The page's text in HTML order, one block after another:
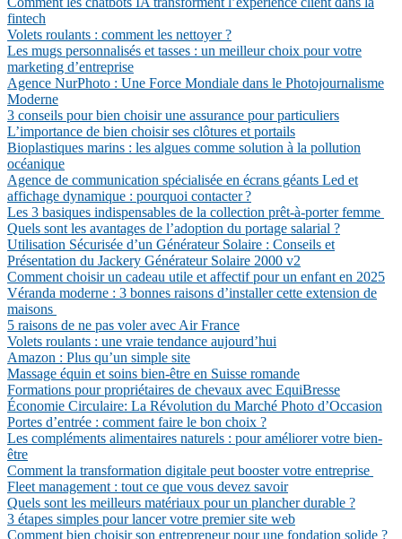
fintech
Volets roulants : comment les nettoyer ?
Les mugs personnalisés et tasses : un meilleur choix pour votre
marketing d’entreprise
Agence NurPhoto : Une Force Mondiale dans le Photojournalisme
Moderne
3 conseils pour bien choisir une assurance pour particuliers
L’importance de bien choisir ses clôtures et portails
Bioplastiques marins : les algues comme solution à la pollution
océanique
Agence de communication spécialisée en écrans géants Led et
affichage dynamique : pourquoi contacter ?
Les 3 basiques indispensables de la collection prêt-à-porter femme
Quels sont les avantages de l’adoption du portage salarial ?
Utilisation Sécurisée d’un Générateur Solaire : Conseils et
Présentation du Jackery Générateur Solaire 2000 v2
Comment choisir un cadeau utile et affectif pour un enfant en 2025
Véranda moderne : 3 bonnes raisons d’installer cette extension de
maisons
5 raisons de ne pas voler avec Air France
Volets roulants : une vraie tendance aujourd’hui
Amazon : Plus qu’un simple site
Massage équin et soins bien-être en Suisse romande
Formations pour propriétaires de chevaux avec EquiBresse
Économie Circulaire: La Révolution du Marché Photo d’Occasion
Portes d’entrée : comment faire le bon choix ?
Les compléments alimentaires naturels : pour améliorer votre bien-
être
Comment la transformation digitale peut booster votre entreprise
Fleet management : tout ce que vous devez savoir
Quels sont les meilleurs matériaux pour un plancher durable ?
3 étapes simples pour lancer votre premier site web
Comment bien choisir son entrepreneur pour une fondation solide ?